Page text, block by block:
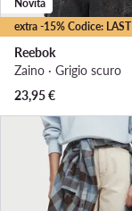
extra -15% Codice: LAST
Novità
Reebok
Zaino · Grigio scuro
23,95€